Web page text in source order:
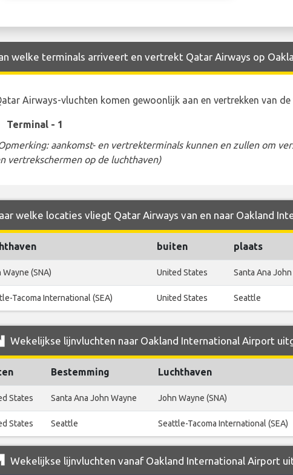
welke terminals arriveert en vertrekt Qatar Airways op
Airways-vluchten komen gewoonlijk aan en vertrekken van
Terminal - 1
aankomst- en vertrekterminals kunnen en zullen om
vertrekschermen op de luchthaven)
welke locaties vliegt Qatar Airways van en naar Oakland
buiten plaats
Wayne (SNA) United States Santa Ana
Tacoma International (SEA) United States Seattle
Wekelijkse lijnvluchten naar Oakland International Airport
Bestemming Luchthaven
States Santa Ana John Wayne John Wayne (SNA)
States Seattle Seattle-Tacoma International (SEA)
Wekelijkse lijnvluchten vanaf Oakland International Airport